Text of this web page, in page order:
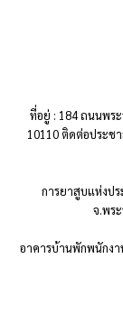
ที่อยู่ : 184 ถนนพร
10110 ติดต่อประช
การยาสูบแห่งปร
จ.พร
อาคารบ้านพักพนักง